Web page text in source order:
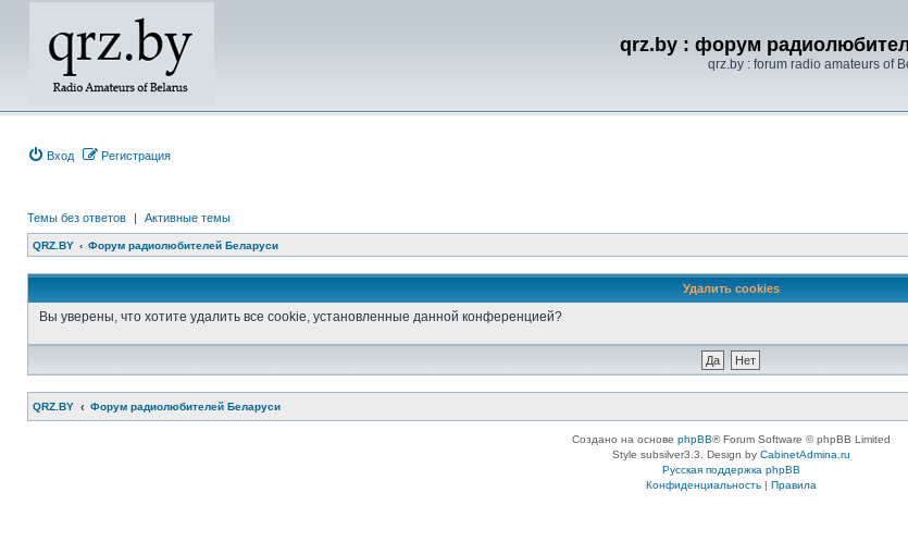
qrz.by : форум
qrz.by : forum radio amateurs of
Вход Регистрация
Темы без ответов | Активные темы
QRZ.BY Форум радиолюбителей Беларуси
Удалить cookies
Вы уверены, что хотите удалить все cookie, установленные данной конференцией?
QRZ.BY Форум радиолюбителей Беларуси
Создано на основе phpBB® Forum Software © phpBB Limited
Style subsilver3.3. Design by CabinetAdmina.ru
Русская поддержка phpBB
Конфиденциальность| Правила